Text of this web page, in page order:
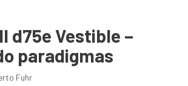
d75e Vestible –
paradigmas
Fuhr